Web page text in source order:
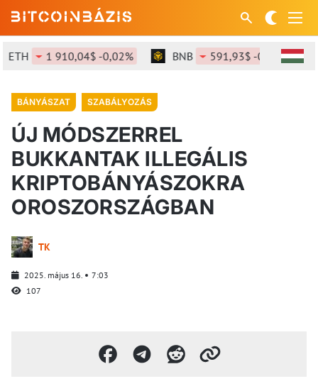
1 910,04$ -0,02% BNB 591,93$ -0,09%
BÁNYÁSZAT SZABÁLYOZÁS
ÚJ MÓDSZERREL
BUKKANTAK ILLEGÁLIS
KRIPTOBÁNYÁSZOKRA
OROSZORSZÁGBAN
TK
2025. május 16.
7:03
107